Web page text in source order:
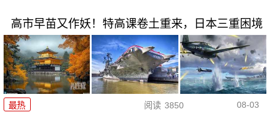
高市早苗又作妖！特高课卷土重来，日本三重困境
最热 阅读 3850 08-03